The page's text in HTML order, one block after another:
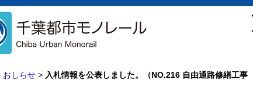
おしらせ > 入札情報を公表しました。（NO.216 自由通路修繕工事